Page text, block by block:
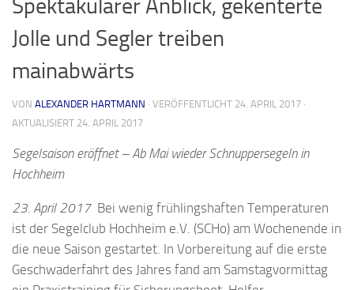
Spektakulärer Anblick, gekenterte
Jolle und Segler treiben
mainabwärts
VON ALEXANDER HARTMANN · VERÖFFENTLICHT 24. APRIL 2017 ·
AKTUALISIERT 24. APRIL 2017
Segelsaison eröffnet – Ab Mai wieder Schnuppersegeln in
Hochheim
23. April 2017 Bei wenig frühlingshaften Temperaturen
ist der Segelclub Hochheim e.V. (SCHo) am Wochenende in
die neue Saison gestartet. In Vorbereitung auf die erste
Geschwaderfahrt des Jahres fand am Samstagvormittag